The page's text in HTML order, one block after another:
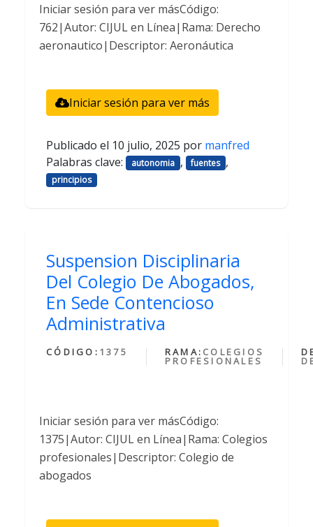
Iniciar sesión para ver másCódigo:
762|Autor: CIJUL en Línea|Rama: Derecho
aeronautico|Descriptor: Aeronáutica
Iniciar sesión para ver más
Publicado el 10 julio, 2025 por manfred
Palabras clave:
autonomia , fuentes ,
principios
Suspension Disciplinaria
Del Colegio De Abogados,
En Sede Contencioso
Administrativa
CÓDIGO: 1375 RAMA: COLEGIOS
PROFESIONALES
Iniciar sesión para ver másCódigo:
1375|Autor: CIJUL en Línea|Rama: Colegios
profesionales|Descriptor: Colegio de
abogados